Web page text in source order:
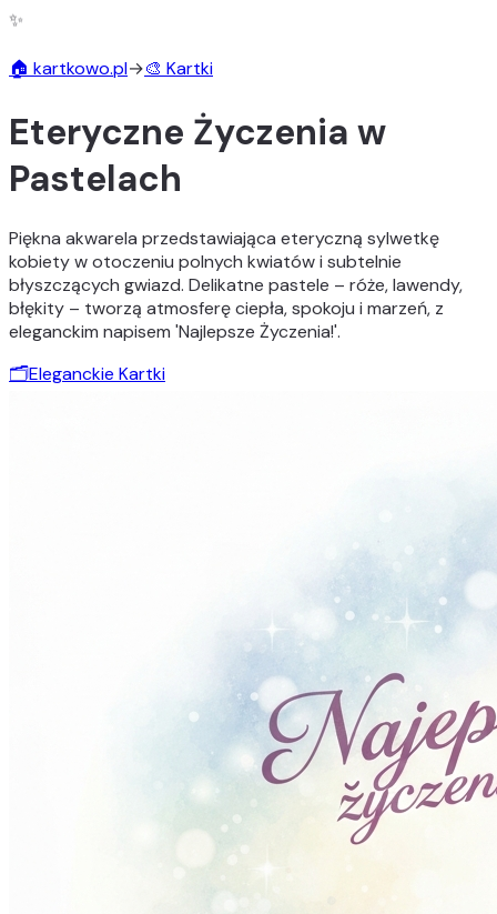
✨
🏠 kartkowo.pl→🎨 Kartki
Eteryczne Życzenia w
Pastelach
Piękna akwarela przedstawiająca eteryczną sylwetkę
kobiety w otoczeniu polnych kwiatów i subtelnie
błyszczących gwiazd. Delikatne pastele – róże, lawendy,
błękity – tworzą atmosferę ciepła, spokoju i marzeń, z
eleganckim napisem 'Najlepsze Życzenia!'.
🗂️Eleganckie Kartki